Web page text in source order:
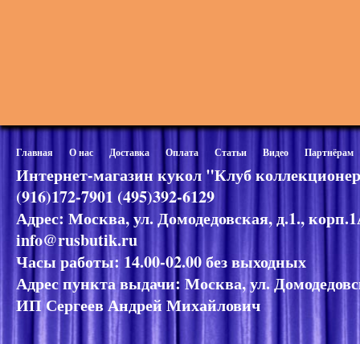
Главная О нас Доставка Оплата Статьи Видео Партнёрам
Интернет-магазин кукол "Клуб
(916)172-7901 (495)392-6129
Адрес: Москва, ул. Домодедовская, д.1.,
info@rusbutik.ru
Часы работы: 14.00-02.00 без выходных
Адрес пункта выдачи: Москва, ул.
ИП Сергеев Андрей Михайлович